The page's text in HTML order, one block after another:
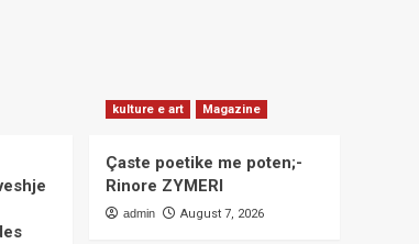
kulture e art Magazine
Çaste poetike me poten;-
Rinore ZYMERI
admin August 7, 2026